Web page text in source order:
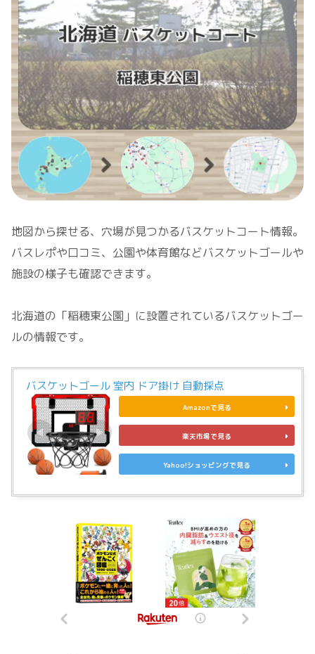
地図から探せる、穴場が見つかるバスケットコート情報。
バスレポや口コミ、公園や体育館などバスケットゴールや
施設の様子も確認できます。
北海道の「稲穂東公園」に設置されているバスケットゴー
ルの情報です。
バスケットゴール 室内 ドア掛け 自動採点
Amazonで見る
楽天市場で見る
Yahoo!ショッピングで見る